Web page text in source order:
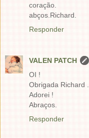
coração.
abços.Richard.
Responder
VALEN PATCH
OI !
Obrigada Richard .
Adorei !
Abraços.
Responder